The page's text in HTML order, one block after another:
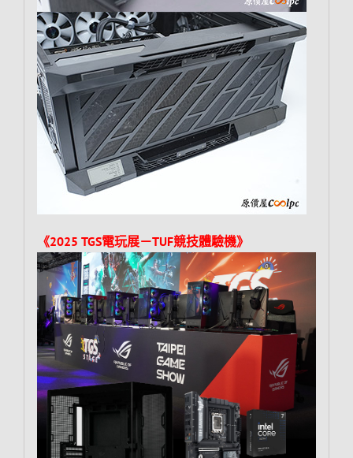
《2025 TGS電玩展－TUF競技體驗機》